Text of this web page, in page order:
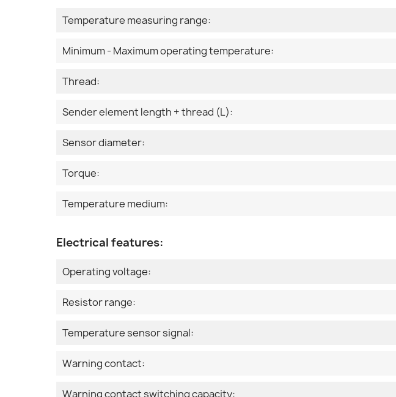
Temperature measuring range:
Minimum - Maximum operating temperature:
Thread:
Sender element length + thread (L):
Sensor diameter:
Torque:
Temperature medium:
Electrical features:
Operating voltage:
Resistor range:
Temperature sensor signal:
Warning contact:
Warning contact switching capacity: